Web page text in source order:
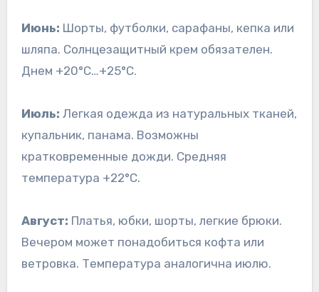
Июнь: Шорты, футболки, сарафаны, кепка или
шляпа. Солнцезащитный крем обязателен.
Днем +20°C…+25°C.
Июль: Легкая одежда из натуральных тканей,
купальник, панама. Возможны
кратковременные дожди. Средняя
температура +22°C.
Август: Платья, юбки, шорты, легкие брюки.
Вечером может понадобиться кофта или
ветровка. Температура аналогична июлю.